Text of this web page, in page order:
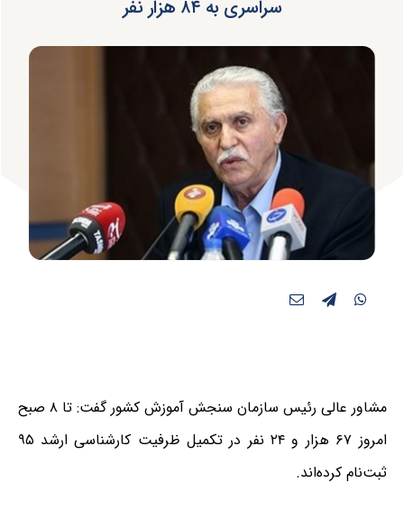
سراسری به ۸۴ هزار نفر
مشاور عالی رئیس سازمان سنجش آموزش کشور گفت: تا ۸ صبح
امروز ۶۷ هزار و ۲۴ نفر در تکمیل ظرفیت کارشناسی ارشد ۹۵
ثبت‌نام کرده‌اند.